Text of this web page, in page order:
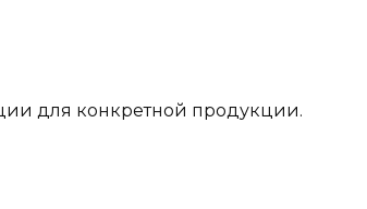
для конкретной продукции.